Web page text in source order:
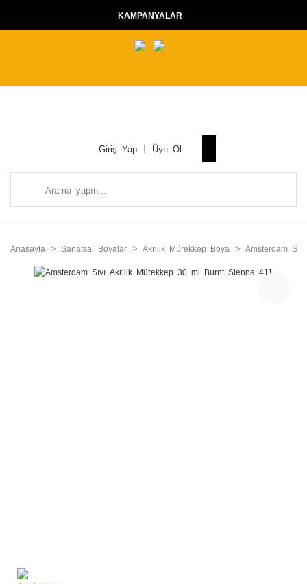
KAMPANYALAR
Giriş Yap Üye Ol
Anasayfa Sanatsal Boyalar Akrilik Mürekkep Boya Amsterdam